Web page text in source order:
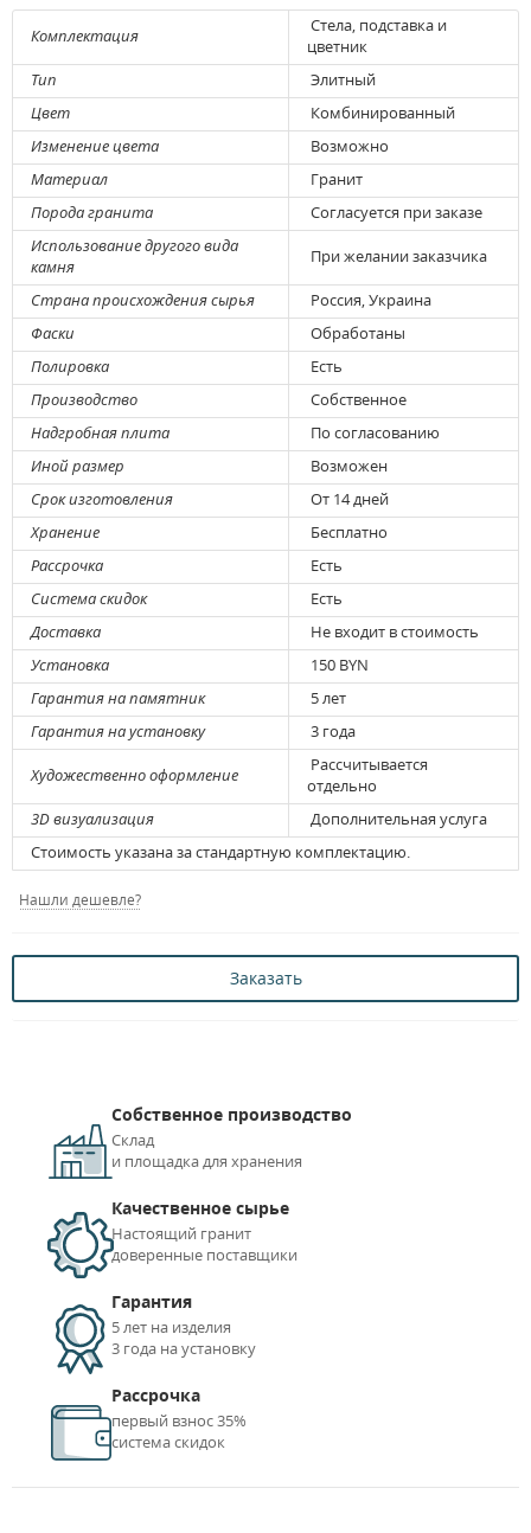
Комплектация
Стела, подставка и
цветник
Тип
Элитный
Цвет
Комбинированный
Изменение цвета
Возможно
Материал
Гранит
Порода гранита
Согласуется при заказе
Использование другого вида
камня
При желании заказчика
Страна происхождения сырья
Россия, Украина
Фаски
Обработаны
Полировка
Есть
Производство
Собственное
Надгробная плита
По согласованию
Иной размер
Возможен
Срок изготовления
От 14 дней
Хранение
Бесплатно
Рассрочка
Есть
Система скидок
Есть
Доставка
Не входит в стоимость
Установка
150 BYN
Гарантия на памятник
5 лет
Гарантия на установку
3 года
Художественно оформление
Рассчитывается
отдельно
3D визуализация
Дополнительная услуга
Стоимость указана за стандартную комплектацию.
Нашли дешевле?
Заказать
Собственное производство
Склад
и площадка для хранения
Качественное сырье
Настоящий гранит
доверенные поставщики
Гарантия
5 лет на изделия
3 года на установку
Рассрочка
первый взнос 35%
система скидок